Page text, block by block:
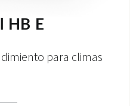
HB E
para climas